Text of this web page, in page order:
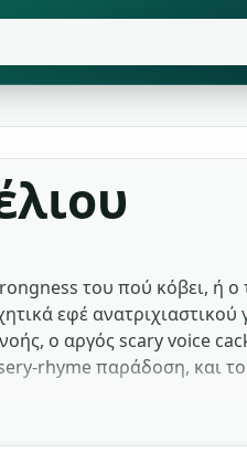
του πού κόβει, ή
εφέ ανατριχιαστικού
ο αργός scary voice
rhyme παράδοση, και το
Το ηχητικό εφέ evil